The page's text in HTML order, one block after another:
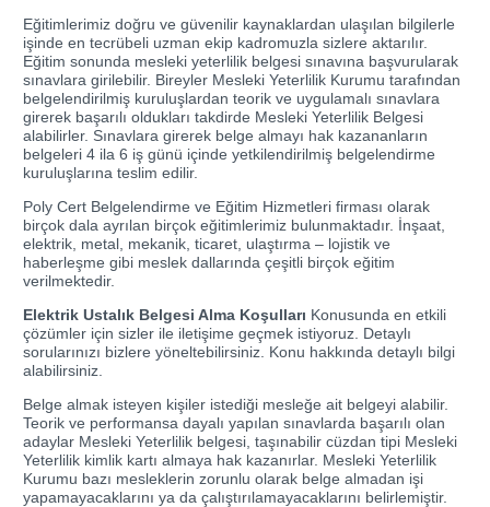
Eğitimlerimiz doğru ve güvenilir kaynaklardan ulaşılan bilgilerle
işinde en tecrübeli uzman ekip kadromuzla sizlere aktarılır.
Eğitim sonunda mesleki yeterlilik belgesi sınavına başvurularak
sınavlara girilebilir. Bireyler Mesleki Yeterlilik Kurumu tarafından
belgelendirilmiş kuruluşlardan teorik ve uygulamalı sınavlara
girerek başarılı oldukları takdirde Mesleki Yeterlilik Belgesi
alabilirler. Sınavlara girerek belge almayı hak kazananların
belgeleri 4 ila 6 iş günü içinde yetkilendirilmiş belgelendirme
kuruluşlarına teslim edilir.
Poly Cert Belgelendirme ve Eğitim Hizmetleri firması olarak
birçok dala ayrılan birçok eğitimlerimiz bulunmaktadır. İnşaat,
elektrik, metal, mekanik, ticaret, ulaştırma – lojistik ve
haberleşme gibi meslek dallarında çeşitli birçok eğitim
verilmektedir.
Elektrik Ustalık Belgesi Alma Koşulları Konusunda en etkili
çözümler için sizler ile iletişime geçmek istiyoruz. Detaylı
sorularınızı bizlere yöneltebilirsiniz. Konu hakkında detaylı bilgi
alabilirsiniz.
Belge almak isteyen kişiler istediği mesleğe ait belgeyi alabilir.
Teorik ve performansa dayalı yapılan sınavlarda başarılı olan
adaylar Mesleki Yeterlilik belgesi, taşınabilir cüzdan tipi Mesleki
Yeterlilik kimlik kartı almaya hak kazanırlar. Mesleki Yeterlilik
Kurumu bazı mesleklerin zorunlu olarak belge almadan işi
yapamayacaklarını ya da çalıştırılamayacaklarını belirlemiştir.